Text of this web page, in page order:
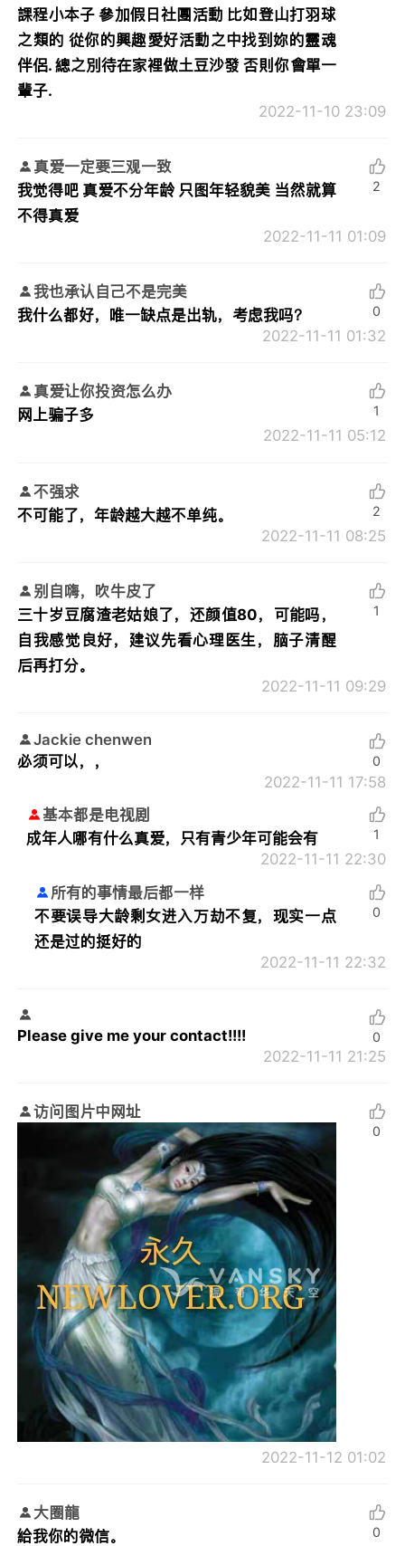
課程小本子 參加假日社團活動 比如登山打羽球
之類的 從你的興趣愛好活動之中找到妳的靈魂
伴侶. 總之別待在家裡做土豆沙發 否則你會單一
輩子.
2022-11-10 23:09
真爱一定要三观一致
我觉得吧 真爱不分年龄 只图年轻貌美 当然就算
不得真爱
2022-11-11 01:09
2
我也承认自己不是完美
我什么都好，唯一缺点是出轨，考虑我吗？
2022-11-11 01:32
0
真爱让你投资怎么办
网上骗子多
2022-11-11 05:12
1
不强求
不可能了，年龄越大越不单纯。
2022-11-11 08:25
2
别自嗨，吹牛皮了
三十岁豆腐渣老姑娘了，还颜值80，可能吗，
自我感觉良好，建议先看心理医生，脑子清醒
后再打分。
2022-11-11 09:29
1
Jackie chenwen
必须可以，，
2022-11-11 17:58
0
基本都是电视剧
成年人哪有什么真爱，只有青少年可能会有
2022-11-11 22:30
1
所有的事情最后都一样
不要误导大龄剩女进入万劫不复，现实一点
还是过的挺好的
2022-11-11 22:32
0
Please give me your contact!!!!
2022-11-11 21:25
0
访问图片中网址
2022-11-12 01:02
0
大圈龍
給我你的微信。
0